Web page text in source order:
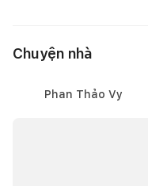
Chuyện nhà
Phan Thảo Vy